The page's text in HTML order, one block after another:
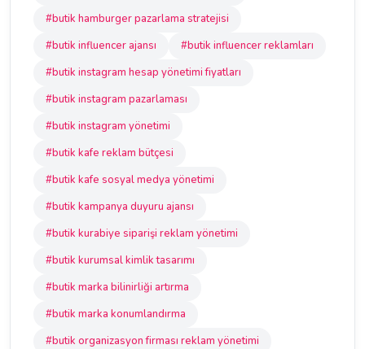
#butik hamburger pazarlama stratejisi
#butik influencer ajansı
#butik influencer reklamları
#butik instagram hesap yönetimi fiyatları
#butik instagram pazarlaması
#butik instagram yönetimi
#butik kafe reklam bütçesi
#butik kafe sosyal medya yönetimi
#butik kampanya duyuru ajansı
#butik kurabiye siparişi reklam yönetimi
#butik kurumsal kimlik tasarımı
#butik marka bilinirliği artırma
#butik marka konumlandırma
#butik organizasyon firması reklam yönetimi